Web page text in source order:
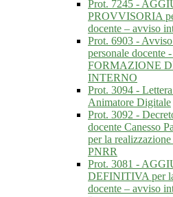
Prot. 7245 -
PROVVISORIA
docente – avviso
Prot. 6903 -
personale
FORMAZIONE
INTERNO
Prot. 3094 -
Animatore Digitale
Prot. 3092 -
docente Canesso
per la
PNRR
Prot. 3081 -
DEFINITIVA per
docente – avviso